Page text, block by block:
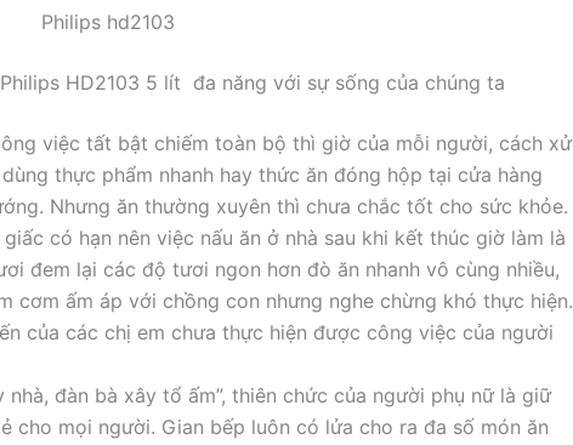
Philips hd2103
HD2103 5 lít đa năng với sự sống của chúng ta
việc tất bật chiếm toàn bộ thì giờ của mỗi người, cách xử
thực phẩm nhanh hay thức ăn đóng hộp tại cửa hàng
Nhưng ăn thường xuyên thì chưa chắc tốt cho sức khỏe.
có hạn nên việc nấu ăn ở nhà sau khi kết thúc giờ làm là
đem lại các độ tươi ngon hơn đò ăn nhanh vô cùng nhiều,
cơm ấm áp với chồng con nhưng nghe chừng khó thực hiện.
của các chị em chưa thực hiện được công việc của người
đàn bà xây tổ ấm”, thiên chức của người phụ nữ là giữ
cho mọi người. Gian bếp luôn có lửa cho ra đa số món ăn